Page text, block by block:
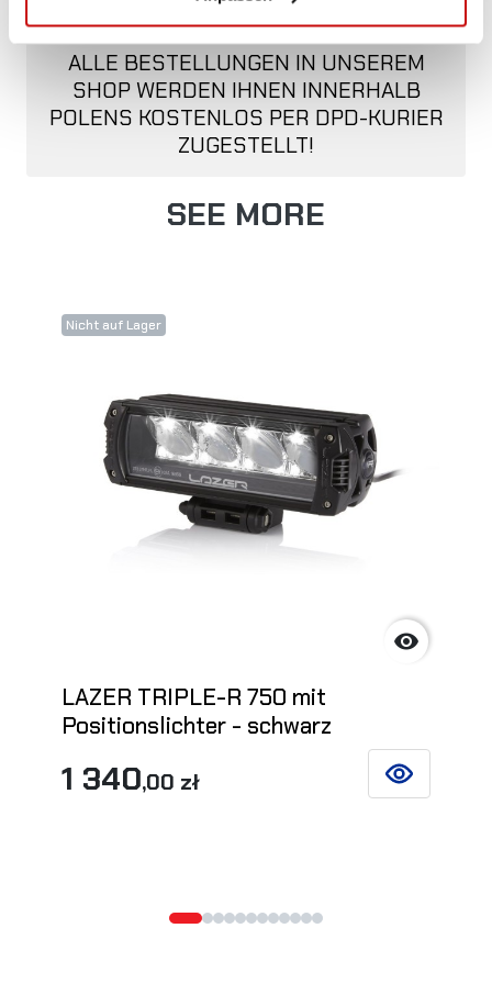
KOSTENLOSER VERSAND!
ALLE BESTELLUNGEN IN UNSEREM
SHOP WERDEN IHNEN INNERHALB
POLENS KOSTENLOS PER DPD-KURIER
ZUGESTELLT!
SEE MORE
Nicht auf Lager

LAZER TRIPLE-R 750 mit
Positionslichter - schwarz
1 340,00 zł SIEHE